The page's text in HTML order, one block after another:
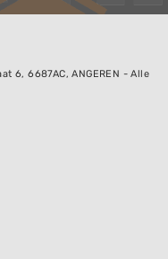
6, 6687AC, ANGEREN - Alle